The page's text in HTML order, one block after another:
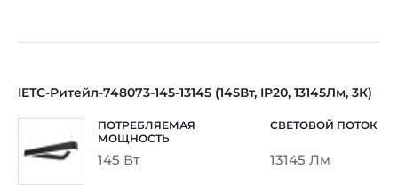
IETC-Ритейл-748073-145-13145 (145Вт, IP20, 13145Лм, 3К)
145 Вт 13145 Лм